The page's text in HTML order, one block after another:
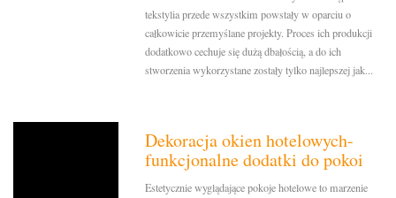
tekstylia przede wszystkim powstały w oparciu o
całkowicie przemyślane projekty. Proces ich produkcji
dodatkowo cechuje się dużą dbałością, a do ich
stworzenia wykorzystane zostały tylko najlepszej jak...
Dekoracja okien hotelowych-
funkcjonalne dodatki do pokoi
Estetycznie wyglądające pokoje hotelowe to marzenie